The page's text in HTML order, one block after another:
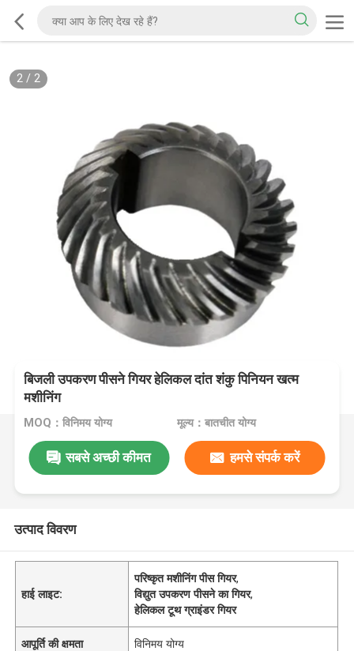
2/ 2
बिजली उपकरण पीसने गियर हेलिकल दांत शंकु पिनियन खत्म
मशीनिंग
MOQ：विनिमय योग्य मूल्य：बातचीत योग्य
सबसे अच्छी कीमत हमसे संपर्क करें
उत्पाद विवरण
हाई लाइट:
परिष्कृत मशीनिंग पीस गियर,
विद्युत उपकरण पीसने का गियर,
हेलिकल टूथ ग्राइंडर गियर
आपूर्ति की क्षमता विनिमय योग्य